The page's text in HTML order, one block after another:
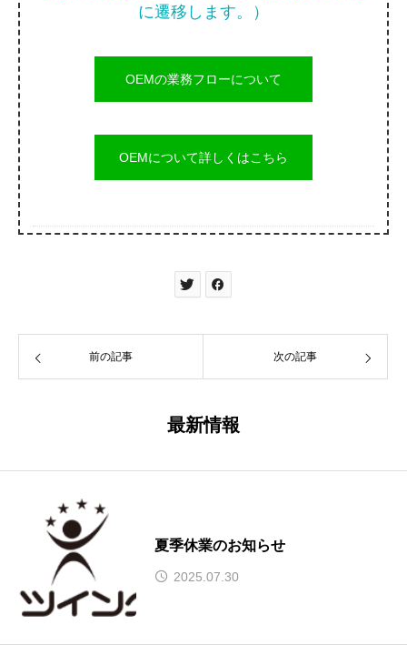
に遷移します。）
OEMの業務フローについて
OEMについて詳しくはこちら
前の記事 次の記事
最新情報
夏季休業のお知らせ
2025.07.30